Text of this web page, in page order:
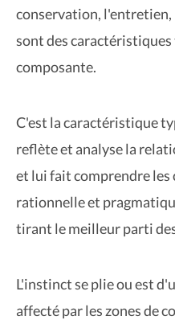
conservation,
sont des
composante.
C'est la caractéristique
reflète et analyse la
et lui fait comprendre les
rationnelle et
tirant le meilleur parti
L'instinct se plie ou est
affecté par les zones de